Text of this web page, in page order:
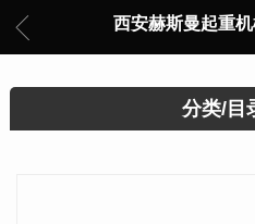
西安赫斯曼起重
分类/目